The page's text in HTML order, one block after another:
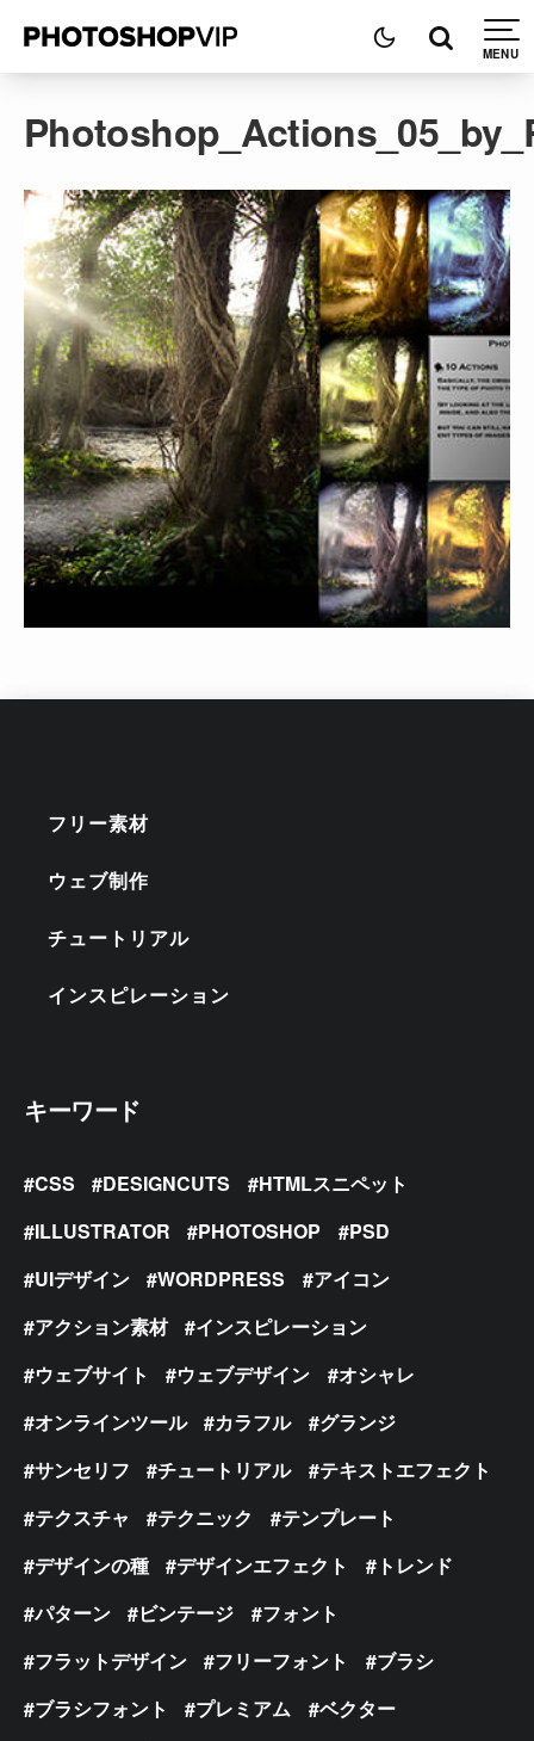
フリー素材
ウェブ制作
チュートリアル
インスピレーション
キーワード
CSS DESIGNCUTS
HTMLスニペット
ILLUSTRATOR
PHOTOSHOP
PSD
UIデザイン
WORDPRESS
アイコン
アクション素材
インスピレーション
ウェブサイト
ウェブデザイン
オシャレ
オンラインツール
カラフル
グランジ
サンセリフ
チュートリアル
テキストエフェクト
テクスチャ
テクニック
テンプレート
デザインの種
デザインエフェクト
トレンド
パターン
ビンテージ
フォント
フラットデザイン
フリーフォント
ブラシ
ブラシフォント
プレミアム
ベクター